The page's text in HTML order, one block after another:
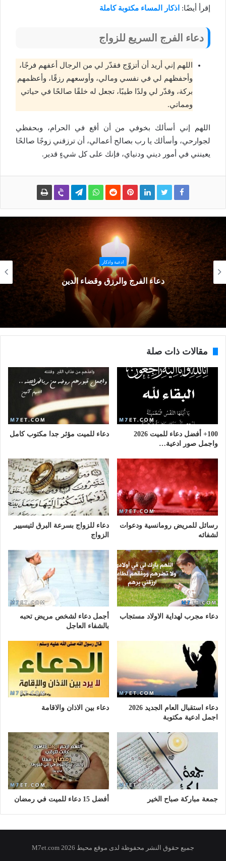
إقرأ أيضًا: اذكار المساء مكتوبة كاملة
دعاء الفرج السريع للزواج
اللهم إني أريد أن أتزوّج فقدّر لي من الرجال أعفهم فرجًا،
وأحفظهم لي في نفسي ومالي، وأوسعهم رزقًا، وأعظمهم
بركة، وقدّر لي ولدًا طيبًا، تجعل له خلقًا صالحًا في حياتي
ومماتي.
اللهم إني أسألك بخوفي من أن أقع في الحرام، وبحفظي
لجوارحي، وأسألك يا رب بصالح أعمالي، أن ترزقني زوجًا صالحًا
يعينني في أمور ديني ودنياي، فإنك على كل شيءٍ قدير.
ادعية واذكار
دعاء الفرج والرزق وقضاء الدين
مقالات ذات صلة
100+ أفضل دعاء للميت 2026
واجمل صور ادعية…
دعاء للميت مؤثر جدا مكتوب كامل
رسائل للمريض رومانسية ودعوات
لشفائه
دعاء للزواج بسرعة البرق لتيسيير
الزواج
دعاء مجرب لهداية الاولاد مستجاب
أجمل دعاء لشخص مريض تحبه
بالشفاء العاجل
دعاء استقبال العام الجديد 2026
اجمل ادعية مكتوبة
دعاء بين الاذان والاقامة
جمعة مباركة صباح الخير أفضل 15 دعاء للميت في رمضان
جميع حقوق النشر محفوظة لدى موقع محيط 2026 M7et.com